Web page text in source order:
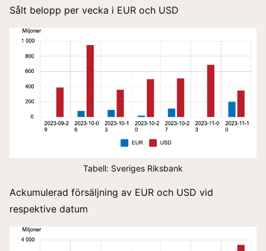
Sålt belopp per vecka i EUR och USD
Tabell: Sveriges Riksbank
Ackumulerad försäljning av EUR och USD vid
respektive datum